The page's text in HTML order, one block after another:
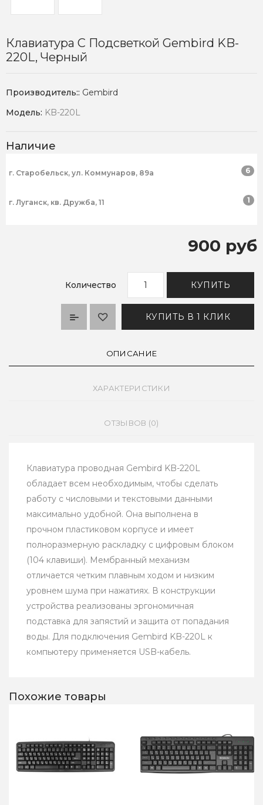
Клавиатура С Подсветкой Gembird KB-
220L, Черный
Производитель:: Gembird
Модель: KB-220L
Наличие
г. Старобельск, ул. Коммунаров, 89а 6
г. Луганск, кв. Дружба, 11 1
900 руб
Количество КУПИТЬ
КУПИТЬ В 1 КЛИК
ОПИСАНИЕ
ХАРАКТЕРИСТИКИ
ОТЗЫВОВ (0)
Клавиатура проводная Gembird KB-220L
обладает всем необходимым, чтобы сделать
работу с числовыми и текстовыми данными
максимально удобной. Она выполнена в
прочном пластиковом корпусе и имеет
полноразмерную раскладку с цифровым блоком
(104 клавиши). Мембранный механизм
отличается четким плавным ходом и низким
уровнем шума при нажатиях. В конструкции
устройства реализованы эргономичная
подставка для запястий и защита от попадания
воды. Для подключения Gembird KB-220L к
компьютеру применяется USB-кабель.
Похожие товары